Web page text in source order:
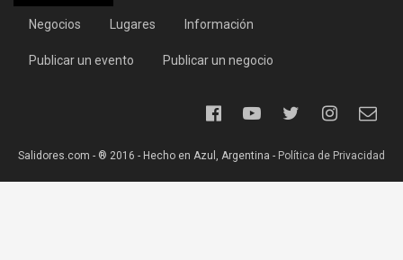
Negocios Lugares Información
Publicar un evento Publicar un negocio
Salidores.com - ® 2016 - Hecho en Azul, Argentina - Política de Privacidad